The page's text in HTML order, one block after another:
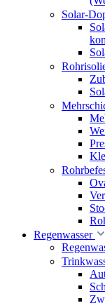
Solar-
Regenwasser